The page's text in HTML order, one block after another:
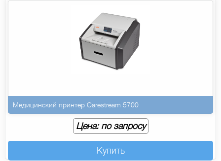
Медицинский принтер Carestream 5700
Цена: по запросу
Купить